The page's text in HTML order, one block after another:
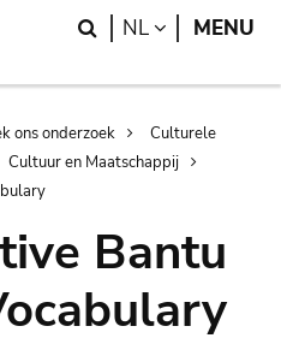
Search
NL LANGUAGE
MENU
ons onderzoek
Culturele
Cultuur en Maatschappij
Bantu